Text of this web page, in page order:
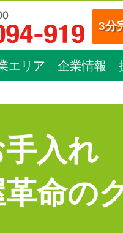
3分
エリア 企業情報
入れ
命の